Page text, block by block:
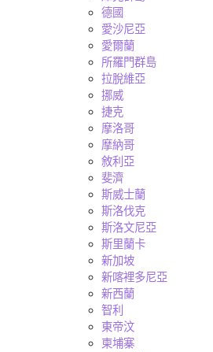
德國
愛沙尼亞
愛爾蘭
所羅門群島
拉脫維亞
挪威
捷克
摩洛哥
摩納哥
敘利亞
斐濟
斯威士蘭
斯洛伐克
斯洛文尼亞
斯里蘭卡
新加坡
新喀裡多尼亞
新西蘭
智利
東帝汶
柬埔寨